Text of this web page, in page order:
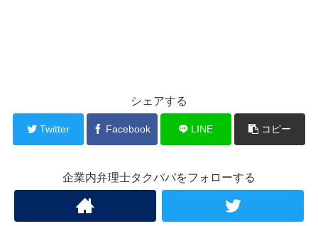
シェアする
Twitter Facebook LINE コピー
企業内弁理士タクパパをフォローする